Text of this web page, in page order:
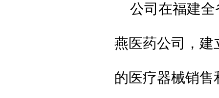
公司在福建
燕医药公司，建
的医疗器械销